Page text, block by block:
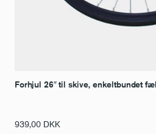
Forhjul 26″ til skive, enkeltbundet
939,00 DKK